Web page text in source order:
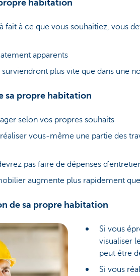
habitation
fait à ce que vous souhaitiez, vous
apparents
plus vite que dans une
sa propre habitation
selon vos propres souhaits
vous-même une partie des
pas faire de dépenses
augmente plus rapidement
de sa propre habitation
Si vous
visualiser
peut être
Si vous